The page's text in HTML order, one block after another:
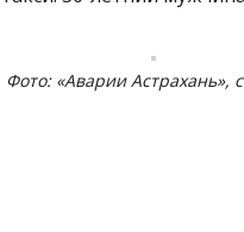
Фото: «Аварии Астрахань»,